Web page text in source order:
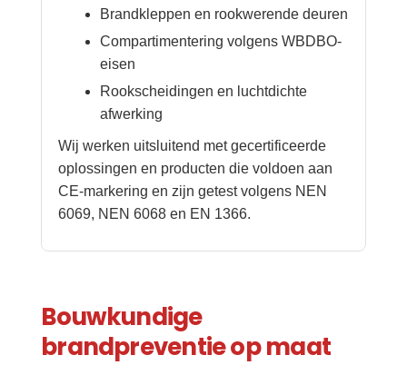
Brandkleppen en rookwerende deuren
Compartimentering volgens WBDBO-
eisen
Rookscheidingen en luchtdichte
afwerking
Wij werken uitsluitend met gecertificeerde
oplossingen en producten die voldoen aan
CE-markering en zijn getest volgens NEN
6069, NEN 6068 en EN 1366.
Bouwkundige
brandpreventie op maat